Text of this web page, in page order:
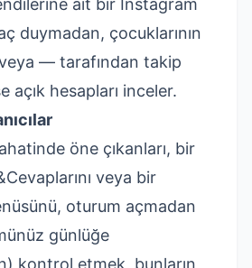
ait bir Instagram
duymadan, çocuklarının
— tarafından takip
açık hesapları inceler.
öne çıkanları, bir
veya bir
oturum açmadan
günlüğe
kontrol etmek, bunların